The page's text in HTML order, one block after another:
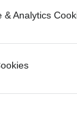
& Analytics